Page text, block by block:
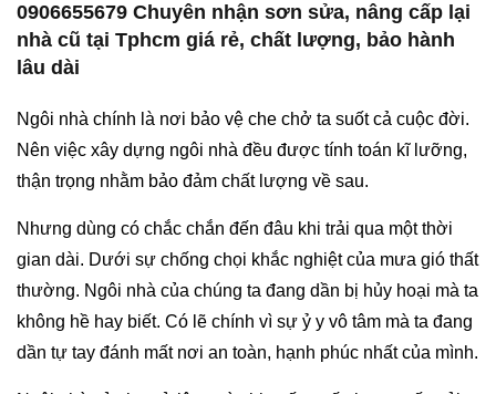
0906655679 Chuyên nhận sơn sửa, nâng cấp lại
nhà cũ tại Tphcm giá rẻ, chất lượng, bảo hành
lâu dài
Ngôi nhà chính là nơi bảo vệ che chở ta suốt cả cuộc đời.
Nên việc xây dựng ngôi nhà đều được tính toán kĩ lưỡng,
thận trọng nhằm bảo đảm chất lượng về sau.
Nhưng dùng có chắc chắn đến đâu khi trải qua một thời
gian dài. Dưới sự chống chọi khắc nghiệt của mưa gió thất
thường. Ngôi nhà của chúng ta đang dần bị hủy hoại mà ta
không hề hay biết. Có lẽ chính vì sự ỷ y vô tâm mà ta đang
dần tự tay đánh mất nơi an toàn, hạnh phúc nhất của mình.